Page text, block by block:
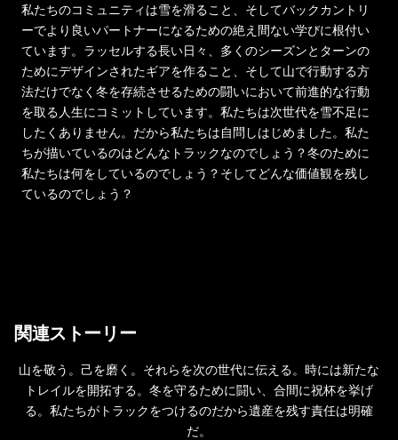
私たちのコミュニティは雪を滑ること、そしてバックカントリ
ーでより良いパートナーになるための絶え間ない学びに根付い
ています。ラッセルする長い日々、多くのシーズンとターンの
ためにデザインされたギアを作ること、そして山で行動する方
法だけでなく冬を存続させるための闘いにおいて前進的な行動
を取る人生にコミットしています。私たちは次世代を雪不足に
したくありません。だから私たちは自問しはじめました。私た
ちが描いているのはどんなトラックなのでしょう？冬のために
私たちは何をしているのでしょう？そしてどんな価値観を残し
ているのでしょう？
関連ストーリー
山を敬う。己を磨く。それらを次の世代に伝える。時には新たな
トレイルを開拓する。冬を守るために闘い、合間に祝杯を挙げ
る。私たちがトラックをつけるのだから遺産を残す責任は明確
だ。